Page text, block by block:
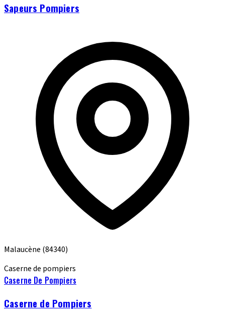
Sapeurs Pompiers
Malaucène (84340)
Caserne de pompiers
Caserne De Pompiers
Caserne de Pompiers